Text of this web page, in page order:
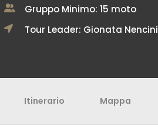
Gruppo Minimo: 15 moto
Tour Leader: Gionata Nencini
Itinerario Mappa